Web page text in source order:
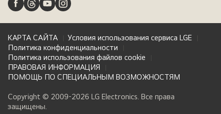
КАРТА САЙТА
Условия использования сервиса LGE
Политика конфиденциальности
Политика использования файлов cookie
ПРАВОВАЯ ИНФОРМАЦИЯ
ПОМОЩЬ ПО СПЕЦИАЛЬНЫМ ВОЗМОЖНОСТЯМ
Copyright © 2009-2026 LG Electronics. Все права
защищены.